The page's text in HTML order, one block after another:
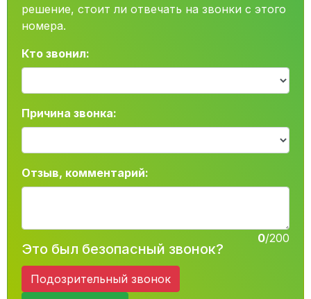
решение, стоит ли отвечать на звонки с этого
номера.
Кто звонил:
Причина звонка:
Отзыв, комментарий:
0/200
Это был безопасный звонок?
Подозрительный звонок